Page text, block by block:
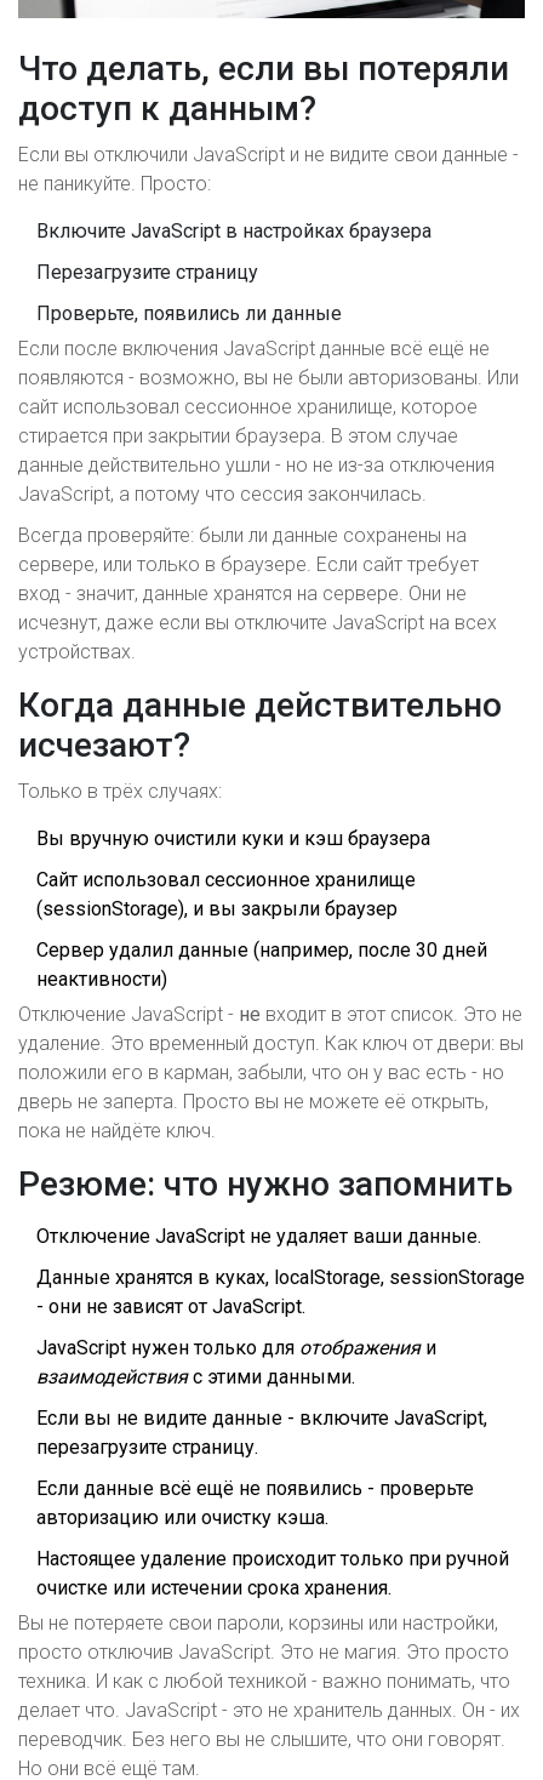
Что делать, если вы потеряли
доступ к данным?
Если вы отключили JavaScript и не видите свои данные -
не паникуйте. Просто:
Включите JavaScript в настройках браузера
Перезагрузите страницу
Проверьте, появились ли данные
Если после включения JavaScript данные всё ещё не
появляются - возможно, вы не были авторизованы. Или
сайт использовал сессионное хранилище, которое
стирается при закрытии браузера. В этом случае
данные действительно ушли - но не из-за отключения
JavaScript, а потому что сессия закончилась.
Всегда проверяйте: были ли данные сохранены на
сервере, или только в браузере. Если сайт требует
вход - значит, данные хранятся на сервере. Они не
исчезнут, даже если вы отключите JavaScript на всех
устройствах.
Когда данные действительно
исчезают?
Только в трёх случаях:
Вы вручную очистили куки и кэш браузера
Сайт использовал сессионное хранилище
(sessionStorage), и вы закрыли браузер
Сервер удалил данные (например, после 30 дней
неактивности)
Отключение JavaScript - не входит в этот список. Это не
удаление. Это временный доступ. Как ключ от двери: вы
положили его в карман, забыли, что он у вас есть - но
дверь не заперта. Просто вы не можете её открыть,
пока не найдёте ключ.
Резюме: что нужно запомнить
Отключение JavaScript не удаляет ваши данные.
Данные хранятся в куках, localStorage, sessionStorage
- они не зависят от JavaScript.
JavaScript нужен только для отображенияи
взаимодействияс этими данными.
Если вы не видите данные - включите JavaScript,
перезагрузите страницу.
Если данные всё ещё не появились - проверьте
авторизацию или очистку кэша.
Настоящее удаление происходит только при ручной
очистке или истечении срока хранения.
Вы не потеряете свои пароли, корзины или настройки,
просто отключив JavaScript. Это не магия. Это просто
техника. И как с любой техникой - важно понимать, что
делает что. JavaScript - это не хранитель данных. Он - их
переводчик. Без него вы не слышите, что они говорят.
Но они всё ещё там.